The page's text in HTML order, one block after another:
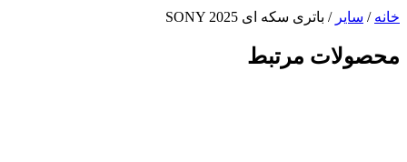
خانه / سایر / باتری سکه ای SONY 2025
محصولات مرتبط